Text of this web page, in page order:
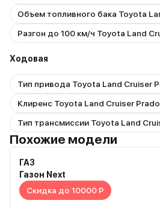
Разгон до 100 км/ч Toyota Land
Ходовая
Тип привода Toyota Land Cruiser
Клиренс Toyota Land Cruiser Prado
Тип трансмиссии Toyota Land
Похожие модели
ГАЗ
Газон Next
Скидка до 10000 Р